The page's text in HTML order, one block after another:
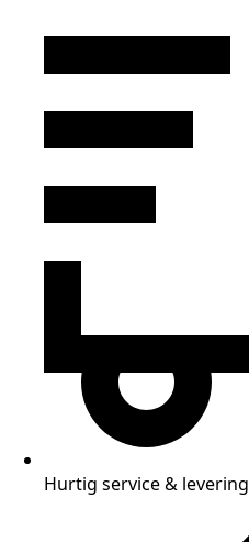
Hurtig service & levering